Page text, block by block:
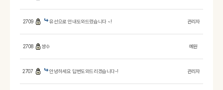
2709 유선으로 안내도와드렸습니다 ~! 관리자
2708 쌍수 예원
2707 안녕하세요 답변도와드리겠습니다-! 관리자